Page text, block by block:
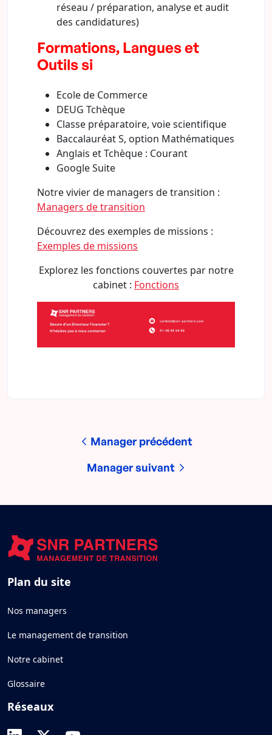
réseau / préparation, analyse et audit
des candidatures)
Formations, Langues et
Outils si
Ecole de Commerce
DEUG Tchèque
Classe préparatoire, voie scientifique
Baccalauréat S, option Mathématiques
Anglais et Tchèque : Courant
Google Suite
Notre vivier de managers de transition :
Managers de transition
Découvrez des exemples de missions :
Exemples de missions
Explorez les fonctions couvertes par notre
cabinet : Fonctions
Manager précédent
Manager suivant
Plan du site
Nos managers
Le management de transition
Notre cabinet
Glossaire
Réseaux